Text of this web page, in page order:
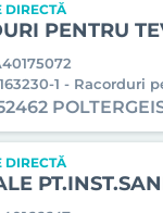
DIRECTĂ
PENTRU
1 - Racorduri
DIRECTĂ